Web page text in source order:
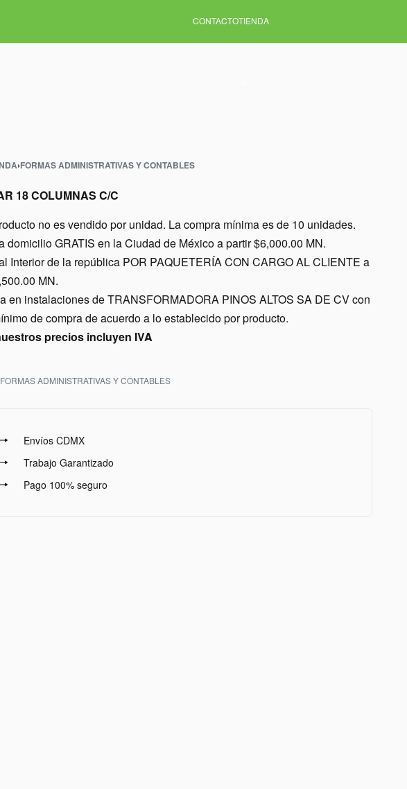
CONTACTOTIENDA
›FORMAS ADMINISTRATIVAS Y CONTABLES
18 COLUMNAS C/C
no es vendido por unidad. La compra mínima es de 10 unidades.
domicilio GRATIS en la Ciudad de México a partir $6,000.00 MN.
Interior de la república POR PAQUETERÍA CON CARGO AL CLIENTE a
MN.
en instalaciones de TRANSFORMADORA PINOS ALTOS SA DE CV con
de compra de acuerdo a lo establecido por producto.
precios incluyen IVA
FORMAS ADMINISTRATIVAS Y CONTABLES
Envíos CDMX
Trabajo Garantizado
Pago 100% seguro